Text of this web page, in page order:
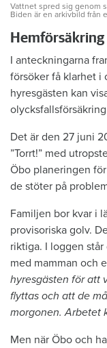
Vattnet spred sig genom
Biden är en arkivbild från
I anteckningarna
försöker få klarhet i
hyresgästen kan
Det är den 27 juni
”Torrt!” med
Öbo planeringen
de stöter på
Familjen bor kvar i
provisoriska golv.
riktiga. I loggen
med mamman och
hyresgästen för att
flyttas och att de
morgonen. Arbetet
Men när Öbo och